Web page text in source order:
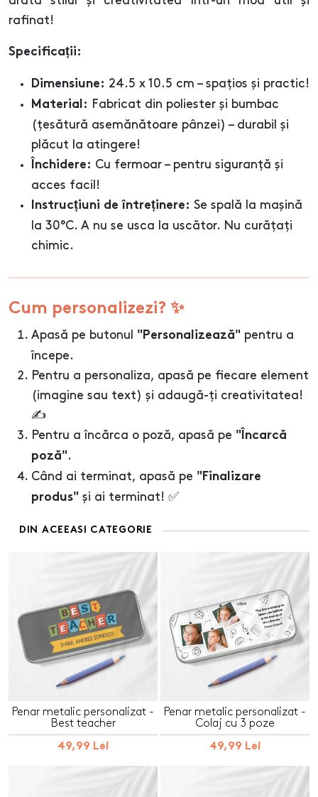
rafinat!
Specificații:
Dimensiune: 24.5 x 10.5 cm – spațios și practic!
Material:
Fabricat din poliester și bumbac
(țesătură asemănătoare pânzei) – durabil și
plăcut la atingere!
Închidere: Cu fermoar – pentru siguranță și
acces facil!
Instrucțiuni de întreținere: Se spală la mașină
la 30°C. A nu se usca la uscător. Nu curățați
chimic.
Cum personalizezi? ✨
Apasă pe butonul "Personalizează" pentru a
începe.
Pentru a personaliza, apasă pe fiecare element
(imagine sau text) și adaugă-ți creativitatea!
✍️
Pentru a încărca o poză, apasă pe "Încarcă
poză".
Când ai terminat, apasă pe "Finalizare
produs" și ai terminat! ✅
DIN ACEEASI CATEGORIE
Penar metalic personalizat -
Best teacher
49,99 Lei
Penar metalic personalizat -
Colaj cu 3 poze
49,99 Lei